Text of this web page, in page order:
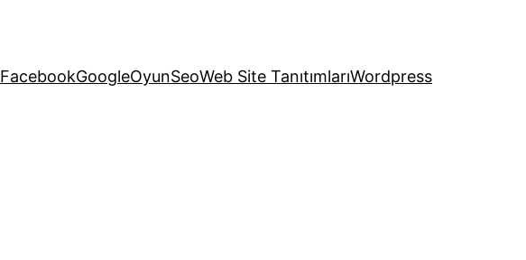
FacebookGoogleOyunSeoWeb Site TanıtımlarıWordpress